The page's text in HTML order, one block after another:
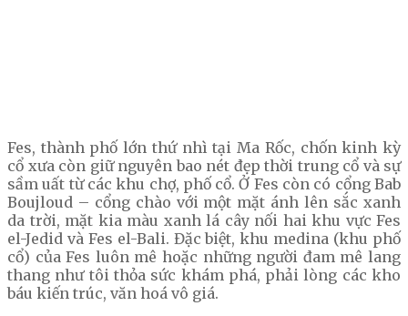
Fes, thành phố lớn thứ nhì tại Ma Rốc, chốn kinh kỳ
cổ xưa còn giữ nguyên bao nét đẹp thời trung cổ và sự
sầm uất từ các khu chợ, phố cổ. Ở Fes còn có cổng Bab
Boujloud – cổng chào với một mặt ánh lên sắc xanh
da trời, mặt kia màu xanh lá cây nối hai khu vực Fes
el-Jedid và Fes el-Bali. Đặc biệt, khu medina (khu phố
cổ) của Fes luôn mê hoặc những người đam mê lang
thang như tôi thỏa sức khám phá, phải lòng các kho
báu kiến trúc, văn hoá vô giá.